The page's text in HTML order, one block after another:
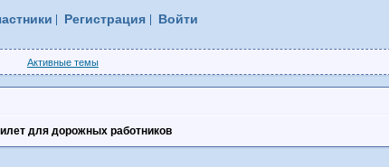
Регистрация Войти
Активные темы
для дорожных работников